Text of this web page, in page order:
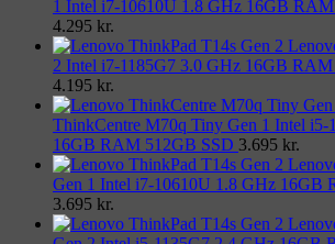
1 Intel i7-10610U 1.8 GHz 16GB
4.295 kr.
2 Intel i7-1185G7 3.0 GHz 16GB
4.195 kr.
ThinkCentre M70q Tiny Gen 1 Intel i5-
16GB RAM 512GB SSD 3.695 kr.
Gen 1 Intel i7-10610U 1.8 GHz 16GB
3.695 kr.